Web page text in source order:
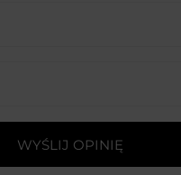
WYŚLIJ OPINIĘ